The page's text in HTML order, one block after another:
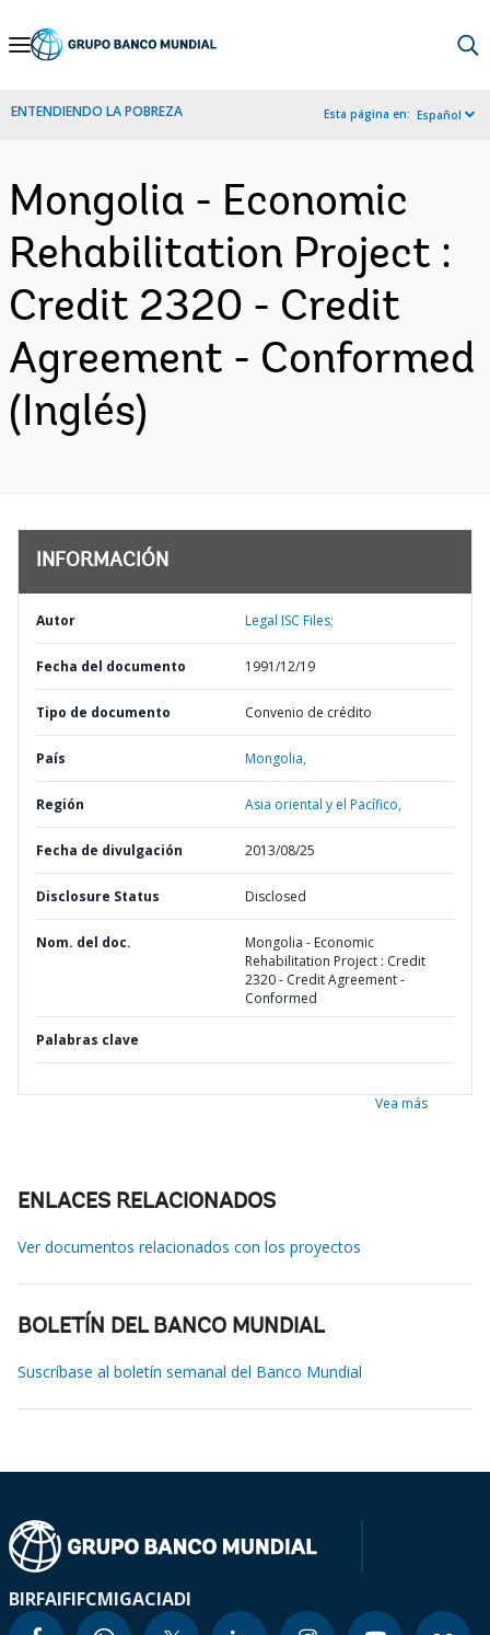
Skip
Navigation
ENTENDIENDO LA POBREZA Esta página en: Español
Mongolia - Economic
Rehabilitation Project :
Credit 2320 - Credit
Agreement - Conformed
(Inglés)
INFORMACIÓN
Autor Legal ISC Files;
Fecha del documento 1991/12/19
Tipo de documento Convenio de crédito
País Mongolia,
Región Asia oriental y el Pacífico,
Fecha de divulgación 2013/08/25
Disclosure Status Disclosed
Nom. del doc.
Mongolia - Economic
Rehabilitation Project : Credit
2320 - Credit Agreement -
Conformed
Palabras clave
Vea más
ENLACES RELACIONADOS
Ver documentos relacionados con los proyectos
BOLETÍN DEL BANCO MUNDIAL
Suscríbase al boletín semanal del Banco Mundial
BIRFAIFIFCMIGACIADI